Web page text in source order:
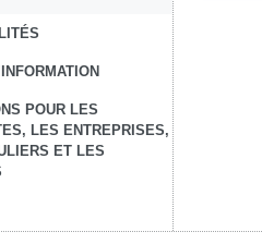
POUR LES
LES ENTREPRISES,
ET LES